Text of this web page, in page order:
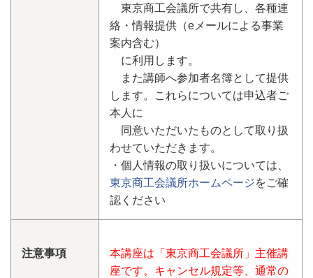
東京商工会議所で共有し、各種連
絡・情報提供（eメールによる事業
案内含む）
に利用します。
また講師へ参加者名簿として提供
します。これらについては申込者ご
本人に
同意いただいたものとして取り扱
わせていただきます。
・個人情報の取り扱いについては、
東京商工会議所ホームページをご確
認ください
注意事項
本講座は「東京商工会議所」主催講
座です。キャンセル規定等、通常の